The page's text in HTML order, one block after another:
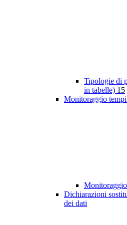
Tipologie di
in tabelle) 15
Monitoraggio
Dichiarazioni
dei dati